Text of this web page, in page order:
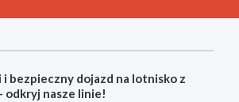
i bezpieczny dojazd na lotnisko z
odkryj nasze linie!